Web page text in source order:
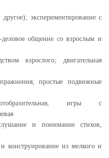
экспериментирование с
деловое общение со взрослым и
взрослого; двигательная
простые подвижные
отобразительная, игры с
и понимание стихов,
конструирование из мелкого и